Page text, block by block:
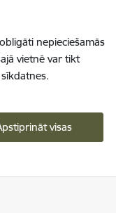
nepieciešamās
vietnē var tikt
visas